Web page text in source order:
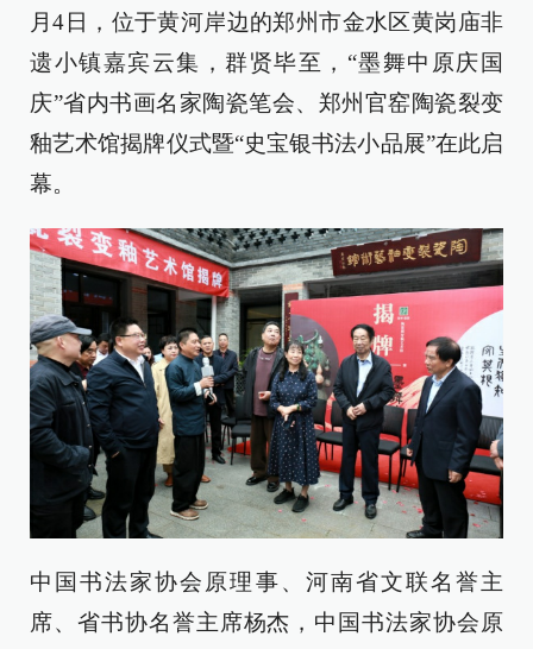
月4日，位于黄河岸边的郑州市金水区黄岗庙非
遗小镇嘉宾云集，群贤毕至，“墨舞中原庆国
庆”省内书画名家陶瓷笔会、郑州官窑陶瓷裂变
釉艺术馆揭牌仪式暨“史宝银书法小品展”在此启
幕。
中国书法家协会原理事、河南省文联名誉主
席、省书协名誉主席杨杰，中国书法家协会原